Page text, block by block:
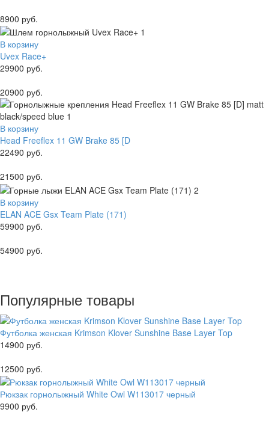
8900 руб.
В корзину
Uvex Race+
29900 руб.
20900 руб.
В корзину
Head Freeflex 11 GW Brake 85 [D
22490 руб.
21500 руб.
В корзину
ELAN ACE Gsx Team Plate (171)
59900 руб.
54900 руб.
Популярные товары
Футболка женская Krimson Klover Sunshine Base Layer Top
14900 руб.
12500 руб.
Рюкзак горнолыжный White Owl W113017 черный
9900 руб.